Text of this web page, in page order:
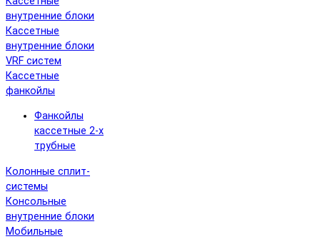
внутренние блоки
Кассетные
внутренние блоки
VRF систем
Кассетные
фанкойлы
Фанкойлы
кассетные 2-х
трубные
Колонные сплит-
системы
Консольные
внутренние блоки
Мобильные